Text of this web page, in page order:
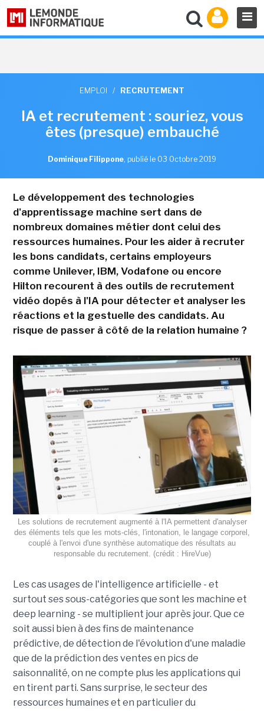
EMPLOI / RECRUTEMENT
IA et recrutement : souriez, vous
êtes (presque) embauché
Dominique Filippone, publié le 03 Octobre 2019
Le développement des technologies
d'apprentissage machine sert dans de
nombreux domaines métier dont celui des
ressources humaines. Pour les aider à recruter
les bons candidats, certains employeurs
comme Unilever, IBM, Vodafone ou encore
Hilton recourent à des outils de recrutement
vidéo dopés à l'IA pour détecter et analyser les
réactions et la gestuelle des candidats. Au
risque de passer à côté de la relation humaine ?
Les solutions de recrutement augmenté à l'IA permettent d'analyser
des éléments tels que les mots-clés, l'intonation, le langage corporel,
couplé à l'envoi d'une synthèse automatique des résultats au
responsable du recrutement. (crédit : HireVue)
Les cas usages de l'intelligence artificielle - et
surtout ses sous-catégories que sont les machine et
deep learning - se multiplient jour après jour. Que ce
soit aussi bien à des fins de maintenance
prédictive, de détection de l'évolution d'une maladie
que de la prédiction des ventes en pics de
saisonnalité, on ne compte plus les applications qui
en tirent parti. Sans surprise, le secteur des
ressources humaines et en particulier du